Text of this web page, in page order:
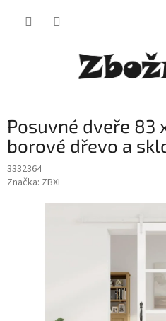
Posuvné dveře 83
borové dřevo a
3332364
Značka: ZBXL